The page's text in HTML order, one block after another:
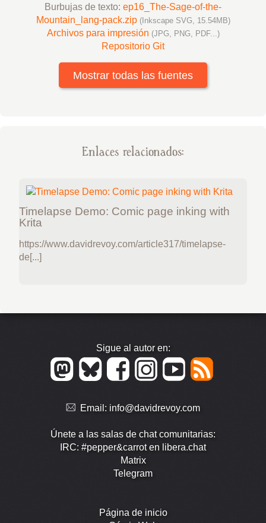
Burbujas de texto: ep16_The-Sage-of-the-
Mountain_lang-pack.zip (Inkscape SVG, 15.54MB)
Archivos para impresión (JPG, PNG, PDF...)
Repositorio Git
Mostrar todas las fuentes
Enlaces relacionados:
Timelapse Demo: Comic page inking with
Krita
https://www.davidrevoy.com/article317/timelapse-
de[...]
Sigue al autor en:
Email: info@davidrevoy.com
Únete a las salas de chat comunitarias:
IRC: #pepper&carrot en libera.chat
Matrix
Telegram
Página de inicio